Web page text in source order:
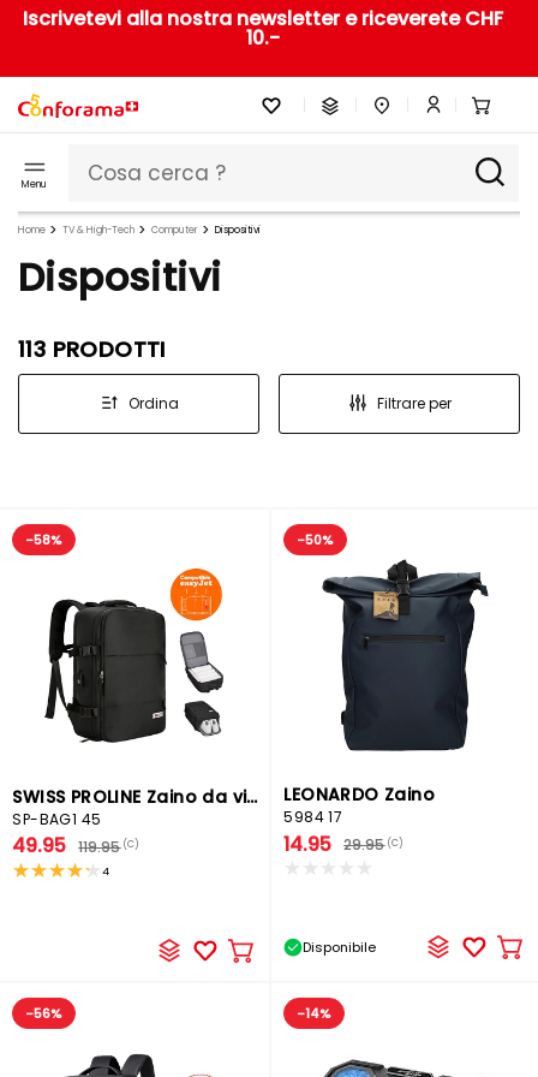
Iscrivetevi alla nostra newsletter e riceverete CHF
10.-
Menu
113 PRODOTTI
Ordina Filtrare per
-58%
SWISS PROLINE Zaino da viaggio
SP-BAG1 45
49.95 119.95 (C)
4
Aggiungere
carrello
-50%
LEONARDO Zaino
5984 17
14.95 29.95 (C)
Disponibile
-56% -14%
Home TV & High-Tech Computer Dispositivi
Dispositivi